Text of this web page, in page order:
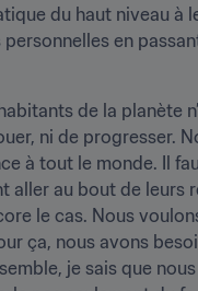
du haut niveau à
en
de la planète
ni de progresser.
à tout le monde. Il
aller au bout de leurs
le cas. Nous
ça, nous avons
je sais que